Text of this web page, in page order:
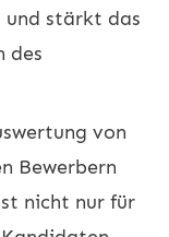
und stärkt das
des
von
Bewerbern
nicht nur für